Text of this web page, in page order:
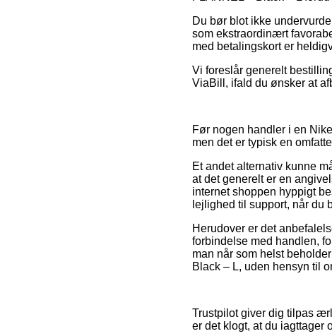
Du bør blot ikke
som ekstraordinært
med betalingskort er
Vi foreslår generelt
ViaBill, ifald du ønsker at
Før nogen handler i en
men det er typisk en
Et andet alternativ kunne
at det generelt er en
internet shoppen hyppigt
lejlighed til support, når du
Herudover er det
forbindelse med handlen,
man når som helst
Black – L, uden hensyn til
Trustpilot giver dig tilpas
er det klogt, at du iagttager